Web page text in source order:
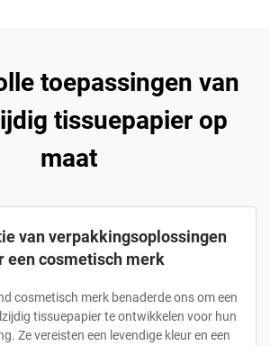
toepassingen van
tissuepapier op
maat
van verpakkingsoplossingen
een cosmetisch merk
cosmetisch merk benaderde ons om een
tissuepapier te ontwikkelen voor hun
Ze vereisten een levendige kleur en een